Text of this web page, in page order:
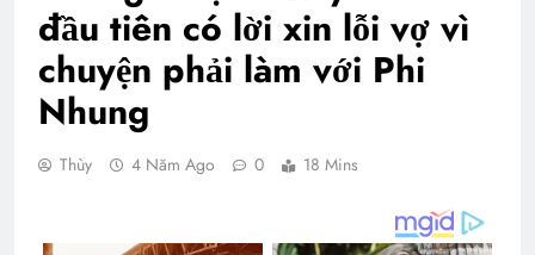
đầu tiên có lời xin lỗi vợ vì
chuyện phải làm với Phi
Nhung
Thùy 4 Năm Ago 0 18 Mins